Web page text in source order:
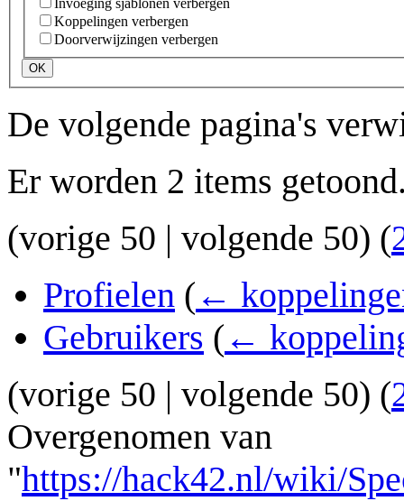
Invoeging sjablonen verbergen
Koppelingen verbergen
Doorverwijzingen verbergen
OK
De volgende pagina's
Er worden 2 items
(vorige 50 | volgende 50) (
Profielen ( ←
Gebruikers ( ←
(vorige 50 | volgende 50) (
Overgenomen van
"https://hack42.nl/wiki/